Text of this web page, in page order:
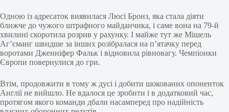
Одною із адресаток виявилася Люсі Бронз, яка стала діяти
ближче до чужого штрафного майданчика, і саме вона на 79-й
хвилині скоротила розрив у рахунку. І майже тут же Мішель
Аг’єманг швидше за інших розібралася на п’ятачку перед
воротами Дженніфер Фальк і відновила рівновагу. Чемпіонки
Європи повернулися до гри.
Втім, продовжити в тому ж дусі і добити шокованих опоненток
Англії не вийшло. Не вдалося це зробити і в додатковий час,
протягом якого команди дбали насамперед про надійність